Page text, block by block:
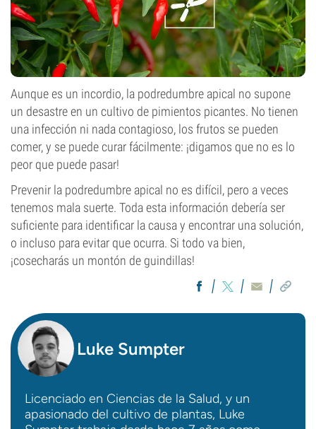
Aunque es un incordio, la podredumbre apical no supone
un desastre en un cultivo de pimientos picantes. No tienen
una infección ni nada contagioso, los frutos se pueden
comer, y se puede curar fácilmente: ¡digamos que no es lo
peor que puede pasar!
Prevenir la podredumbre apical no es difícil, pero a veces
tenemos mala suerte. Toda esta información debería ser
suficiente para identificar la causa y encontrar una solución,
o incluso para evitar que ocurra. Si todo va bien,
¡cosecharás un montón de guindillas!
Luke Sumpter
Licenciado en Ciencias de la Salud, y un
apasionado del cultivo de plantas, Luke